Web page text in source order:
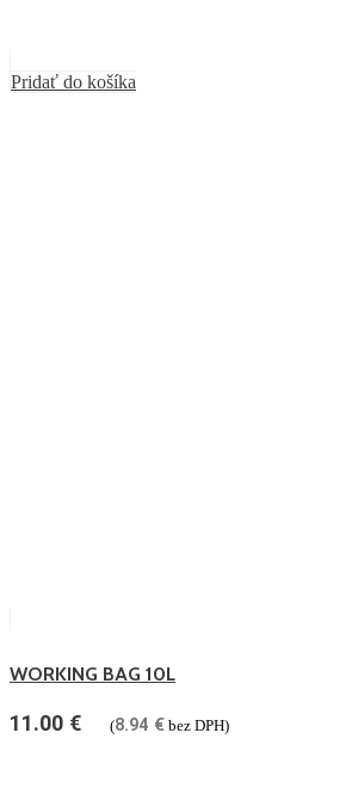
Pridať do košíka
WORKING BAG 10L
11.00 € (8.94 € bez DPH)